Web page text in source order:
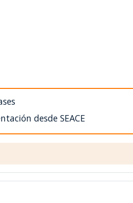
desde SEACE